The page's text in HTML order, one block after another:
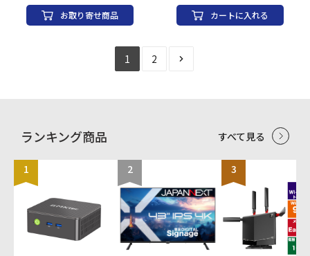
属）、背面3個口（シャッター付き） 集
中スイッチ付き（グリーンLED） 底面/
傷防止シート×2枚 コード： VFF 1.8ス
4.2mm×7.6mm クランプ付き：天板の厚
みは、最大40mmまで対応可能。 コード
長：3m サイズ：W178×D58×H50mm
お取り寄せ商品
対応：◯ 対応電圧/電流：最大
60W(20V/3A） DisplayPort Alternate
イト 保証期間：1年間 環境配慮事項：EU
カートに入れる
1 2
ランキング商品 すべて見る
1 2 3